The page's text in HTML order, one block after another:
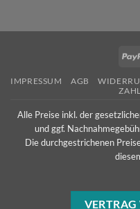
IMPRESSUM AGB
Alle Preise inkl. der
und ggf.
Die durchgestrichenen